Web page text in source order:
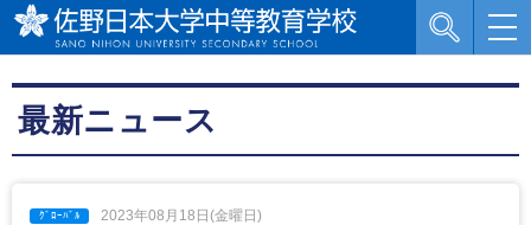
最新ニュース
2023年08月18日(金曜日)